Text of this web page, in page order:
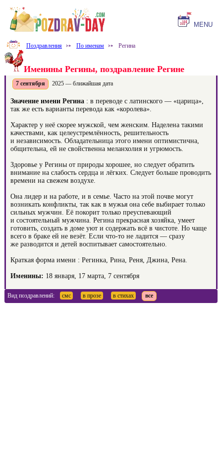
MENU
Поздравления ⤐ По именам ⤐ Регина
Именины Регины, поздравление Регине
7 сентября 2025 — ближайшая дата
Значение имени Регина : в переводе с латинского — «царица»,
так же есть варианты перевода как «королева».
Характер у неё скорее мужской, чем женским. Наделена такими
качествами, как целеустремлённость, решительность
и независимость. Обладательница этого имени оптимистична,
общительна, ей не свойственна меланхолия и угрюмость.
Здоровье у Регины от природы хорошее, но следует обратить
внимание на слабость сердца и лёгких. Следует больше проводить
времени на свежем воздухе.
Она лидер и на работе, и в семье. Часто на этой почве могут
возникать конфликты, так как в мужья она себе выбирает только
сильных мужчин. Её покорит только преуспевающий
и состоятельный мужчина. Регина прекрасная хозяйка, умеет
готовить, создать в доме уют и содержать всё в чистоте. Но чаще
всего в браке ей не везёт. Если что-то не ладится — сразу
же разводится и детей воспитывает самостоятельно.
Краткая форма имени : Регинка, Рина, Реня, Джина, Рена.
Именины: 18 января, 17 марта, 7 сентября
Вид поздравлений: смс в прозе в стихах все